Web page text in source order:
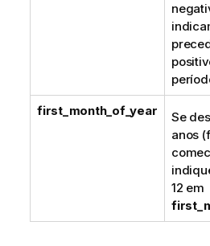
first_month_of_year
Se
anos
12 em